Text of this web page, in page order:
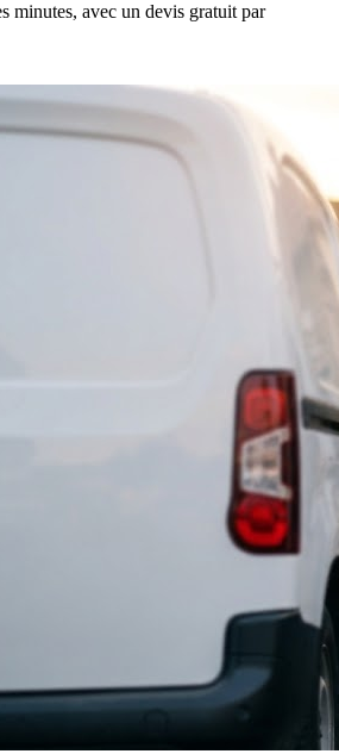
minutes, avec un devis gratuit par